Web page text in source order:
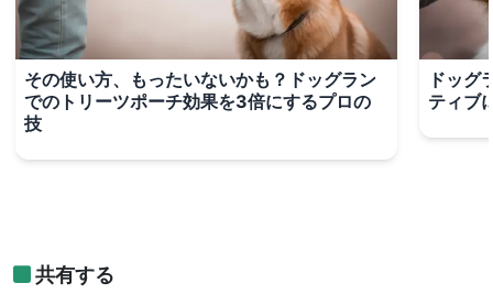
その使い方、もったいないかも？ドッグラン
でのトリーツポーチ効果を3倍にするプロの
技
ドッグ
ティブ
共有する